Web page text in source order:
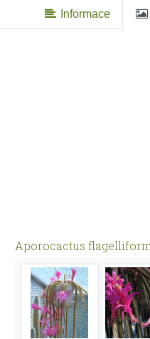
Informace
Aporocactus